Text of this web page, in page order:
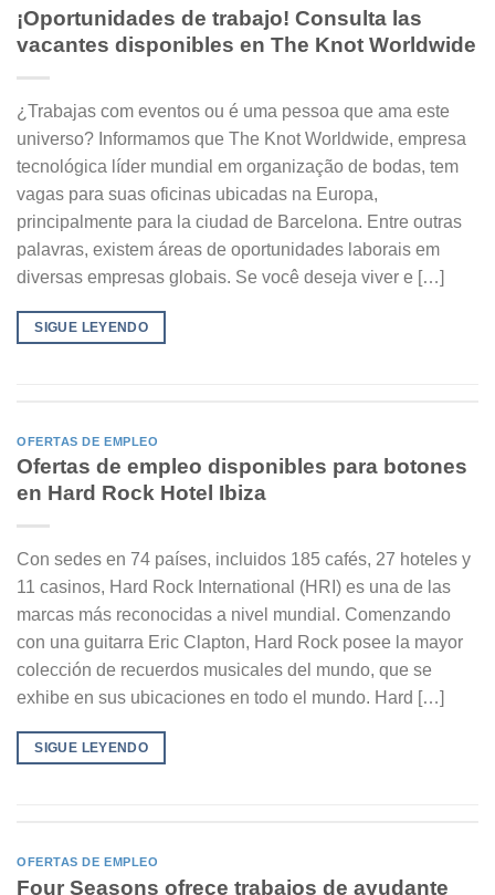
¡Oportunidades de trabajo! Consulta las
vacantes disponibles en The Knot Worldwide
¿Trabajas com eventos ou é uma pessoa que ama este
universo? Informamos que The Knot Worldwide, empresa
tecnológica líder mundial em organização de bodas, tem
vagas para suas oficinas ubicadas na Europa,
principalmente para la ciudad de Barcelona. Entre outras
palavras, existem áreas de oportunidades laborais em
diversas empresas globais. Se você deseja viver e […]
SIGUE LEYENDO
OFERTAS DE EMPLEO
Ofertas de empleo disponibles para botones
en Hard Rock Hotel Ibiza
Con sedes en 74 países, incluidos 185 cafés, 27 hoteles y
11 casinos, Hard Rock International (HRI) es una de las
marcas más reconocidas a nivel mundial. Comenzando
con una guitarra Eric Clapton, Hard Rock posee la mayor
colección de recuerdos musicales del mundo, que se
exhibe en sus ubicaciones en todo el mundo. Hard […]
SIGUE LEYENDO
OFERTAS DE EMPLEO
Four Seasons ofrece trabajos de ayudante